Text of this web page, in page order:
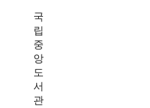
국
립
중
앙
도
서
관